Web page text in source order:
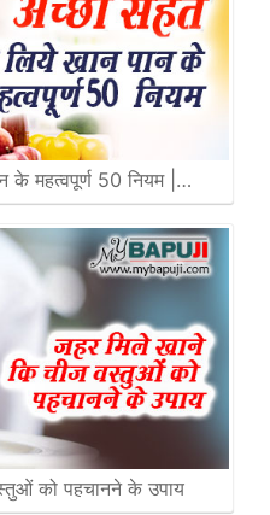
के महत्वपूर्ण 50 नियम |…
को पहचानने के उपाय